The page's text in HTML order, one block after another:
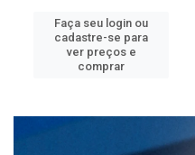
Faça seu login ou
cadastre-se para
ver preços e
comprar